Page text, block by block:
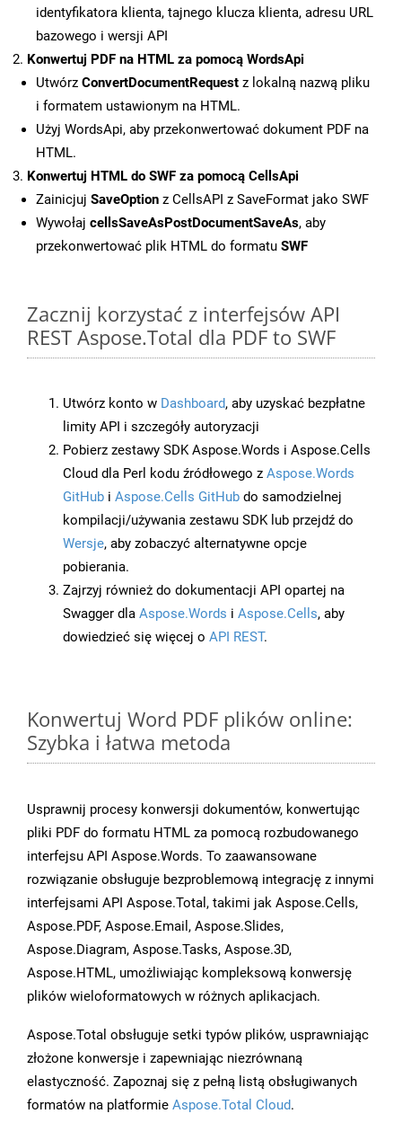
identyfikatora klienta, tajnego klucza klienta, adresu URL
bazowego i wersji API
Konwertuj PDF na HTML za pomocą WordsApi
Utwórz ConvertDocumentRequest z lokalną nazwą pliku
i formatem ustawionym na HTML.
Użyj WordsApi, aby przekonwertować dokument PDF na
HTML.
Konwertuj HTML do SWF za pomocą CellsApi
Zainicjuj SaveOption z CellsAPI z SaveFormat jako SWF
Wywołaj cellsSaveAsPostDocumentSaveAs, aby
przekonwertować plik HTML do formatu SWF
Zacznij korzystać z interfejsów API
REST Aspose.Total dla PDF to SWF
Utwórz konto w Dashboard, aby uzyskać bezpłatne
limity API i szczegóły autoryzacji
Pobierz zestawy SDK Aspose.Words i Aspose.Cells
Cloud dla Perl kodu źródłowego z Aspose.Words
GitHub i Aspose.Cells GitHub do samodzielnej
kompilacji/używania zestawu SDK lub przejdź do
Wersje, aby zobaczyć alternatywne opcje
pobierania.
Zajrzyj również do dokumentacji API opartej na
Swagger dla Aspose.Words i Aspose.Cells, aby
dowiedzieć się więcej o API REST.
Konwertuj Word PDF plików online:
Szybka i łatwa metoda
Usprawnij procesy konwersji dokumentów, konwertując
pliki PDF do formatu HTML za pomocą rozbudowanego
interfejsu API Aspose.Words. To zaawansowane
rozwiązanie obsługuje bezproblemową integrację z innymi
interfejsami API Aspose.Total, takimi jak Aspose.Cells,
Aspose.PDF, Aspose.Email, Aspose.Slides,
Aspose.Diagram, Aspose.Tasks, Aspose.3D,
Aspose.HTML, umożliwiając kompleksową konwersję
plików wieloformatowych w różnych aplikacjach.
Aspose.Total obsługuje setki typów plików, usprawniając
złożone konwersje i zapewniając niezrównaną
elastyczność. Zapoznaj się z pełną listą obsługiwanych
formatów na platformie Aspose.Total Cloud.